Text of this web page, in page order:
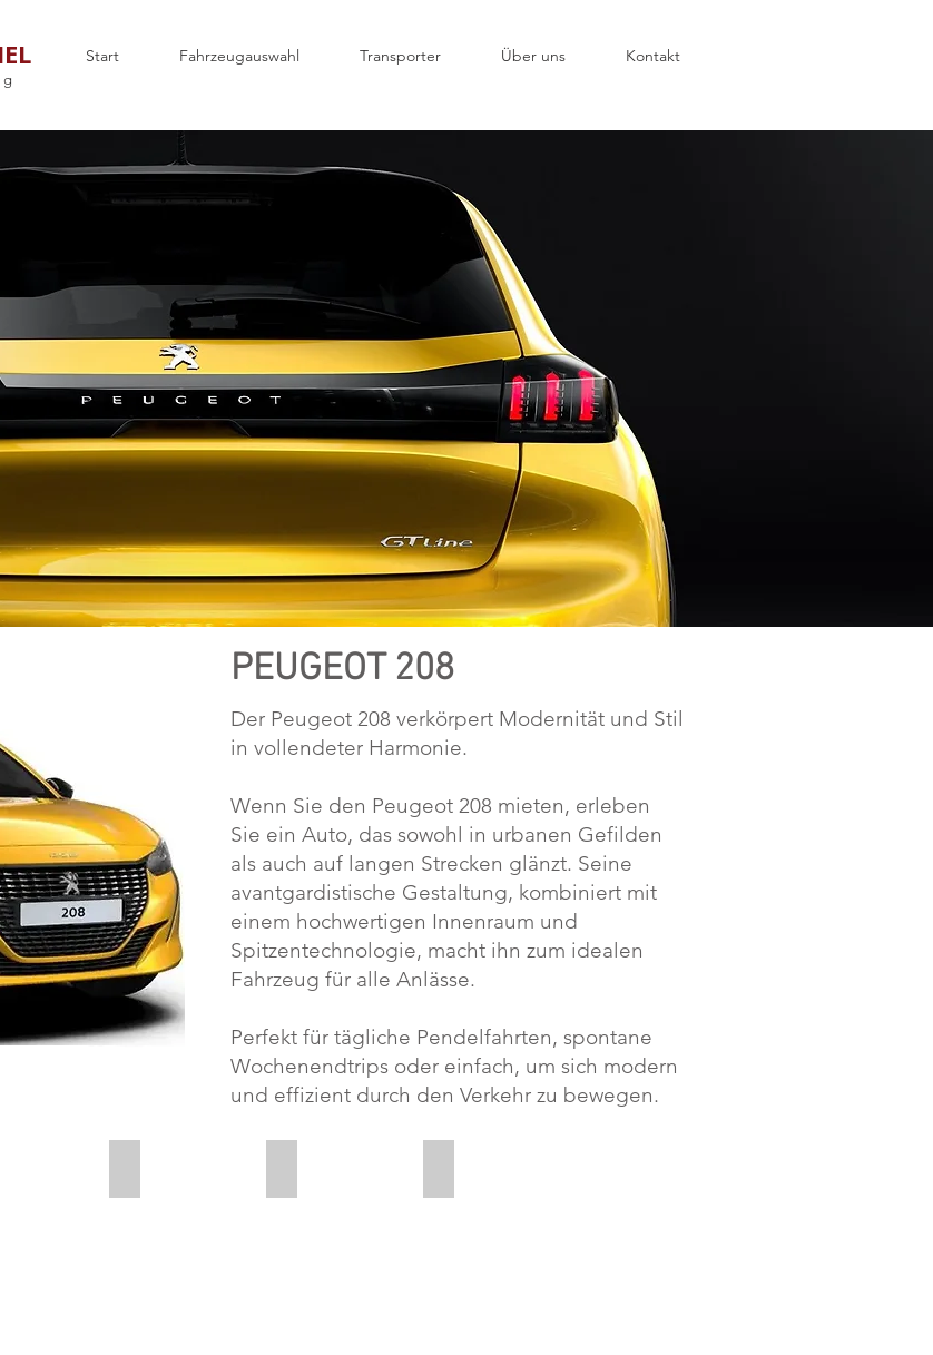
Start Fahrzeugauswahl Transporter Über uns Kontakt
PEUGEOT 208
Der Peugeot 208 verkörpert Modernität und Stil
in vollendeter Harmonie.
Wenn Sie den Peugeot 208 mieten, erleben
Sie ein Auto, das sowohl in urbanen Gefilden
als auch auf langen Strecken glänzt. Seine
avantgardistische Gestaltung, kombiniert mit
einem hochwertigen Innenraum und
Spitzentechnologie, macht ihn zum idealen
Fahrzeug für alle Anlässe.
Perfekt für tägliche Pendelfahrten, spontane
Wochenendtrips oder einfach, um sich modern
und effizient durch den Verkehr zu bewegen.